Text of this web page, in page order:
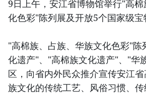
9日上午，安江省博物馆举行"高
化色彩"陈列展及开放5个国家级宝
"高棉族、占族、华族文化色彩"陈
化遗产"、"高棉族文化遗产"、"华
区，向省内外民众推介宣传安江
族文化的传统工艺、风俗习惯、